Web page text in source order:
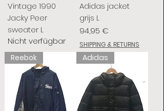
Vintage 1990
Jacky Peer
sweater L
Nicht verfügbar
Adidas jacket
grijs L
Preis
94,95 €
SHIPPING & RETURNS
Reebok Adidas